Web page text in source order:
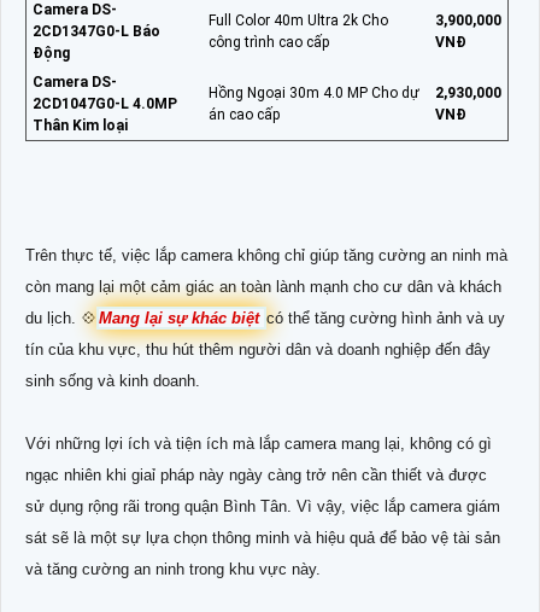
Camera DS-
2CD1347G0-L Báo
Động
Full Color 40m Ultra 2k Cho
công trình cao cấp
3,900,000
VNĐ
Camera DS-
2CD1047G0-L 4.0MP
Thân Kim loại
Hồng Ngoại 30m 4.0 MP Cho dự
án cao cấp
2,930,000
VNĐ
Trên thực tế, việc lắp camera không chỉ giúp tăng cường an ninh mà
còn mang lại một cảm giác an toàn lành mạnh cho cư dân và khách
du lịch. 💠 Mang lại sự khác biệt có thể tăng cường hình ảnh và uy
tín của khu vực, thu hút thêm người dân và doanh nghiệp đến đây
sinh sống và kinh doanh.
Với những lợi ích và tiện ích mà lắp camera mang lại, không có gì
ngạc nhiên khi giaỉ pháp này ngày càng trở nên cần thiết và được
sử dụng rộng rãi trong quận Bình Tân. Vì vậy, việc lắp camera giám
sát sẽ là một sự lựa chọn thông minh và hiệu quả để bảo vệ tài sản
và tăng cường an ninh trong khu vực này.